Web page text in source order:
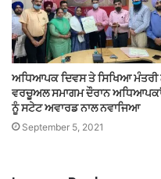
ਅਧਿਆਪਕ ਦਿਵਸ ਤੇ ਸਿਖਿਆ ਮੰਤਰੀ
ਵਰਚੂਅਲ ਸਮਾਗਮ ਦੌਰਾਨ
ਨੂੰ ਸਟੇਟ ਅਵਾਰਡ ਨਾਲ ਨਵਾਜਿਆ
September 5, 2021